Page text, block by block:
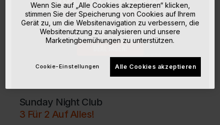
Sunday Night Club
3 Für 2 Auf Alles!
Wenn Sie auf „Alle Cookies akzeptieren“ klicken,
stimmen Sie der Speicherung von Cookies auf Ihrem
Gerät zu, um die Websitenavigation zu verbessern, die
Websitenutzung zu analysieren und unsere
Marketingbemühungen zu unterstützen.
Alle Cookies akzeptieren
Cookie-Einstellungen